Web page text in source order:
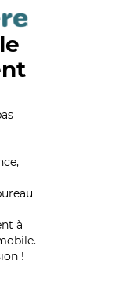
à
!